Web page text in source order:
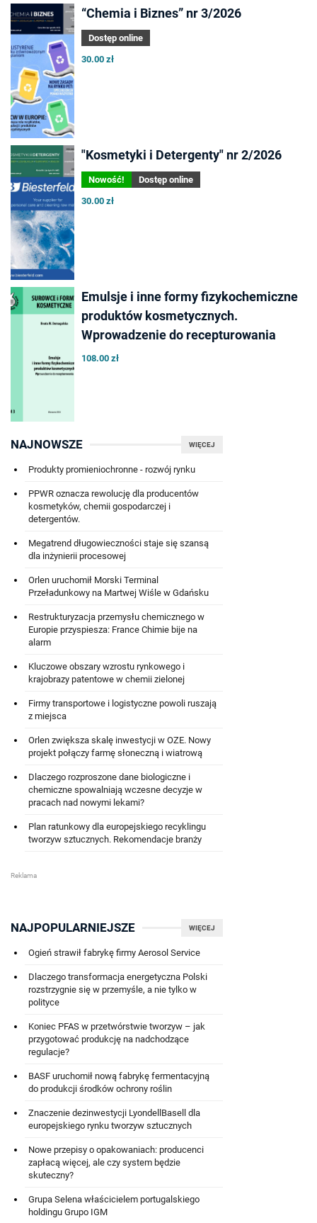
“Chemia i Biznes” nr 3/2026
Dostęp online
30.00 zł
"Kosmetyki i Detergenty" nr 2/2026
Nowość!
Dostęp online
30.00 zł
Emulsje i inne formy fizykochemiczne
produktów kosmetycznych.
Wprowadzenie do recepturowania
108.00 zł
WIĘCEJ
NAJNOWSZE
Produkty promieniochronne - rozwój rynku
PPWR oznacza rewolucję dla producentów
kosmetyków, chemii gospodarczej i
detergentów.
Megatrend długowieczności staje się szansą
dla inżynierii procesowej
Orlen uruchomił Morski Terminal
Przeładunkowy na Martwej Wiśle w Gdańsku
Restrukturyzacja przemysłu chemicznego w
Europie przyspiesza: France Chimie bije na
alarm
Kluczowe obszary wzrostu rynkowego i
krajobrazy patentowe w chemii zielonej
Firmy transportowe i logistyczne powoli ruszają
z miejsca
Orlen zwiększa skalę inwestycji w OZE. Nowy
projekt połączy farmę słoneczną i wiatrową
Dlaczego rozproszone dane biologiczne i
chemiczne spowalniają wczesne decyzje w
pracach nad nowymi lekami?
Plan ratunkowy dla europejskiego recyklingu
tworzyw sztucznych. Rekomendacje branży
WIĘCEJ
NAJPOPULARNIEJSZE
Ogień strawił fabrykę firmy Aerosol Service
Dlaczego transformacja energetyczna Polski
rozstrzygnie się w przemyśle, a nie tylko w
polityce
Koniec PFAS w przetwórstwie tworzyw – jak
przygotować produkcję na nadchodzące
regulacje?
BASF uruchomił nową fabrykę fermentacyjną
do produkcji środków ochrony roślin
Znaczenie dezinwestycji LyondellBasell dla
europejskiego rynku tworzyw sztucznych
Nowe przepisy o opakowaniach: producenci
zapłacą więcej, ale czy system będzie
skuteczny?
Grupa Selena właścicielem portugalskiego
holdingu Grupo IGM